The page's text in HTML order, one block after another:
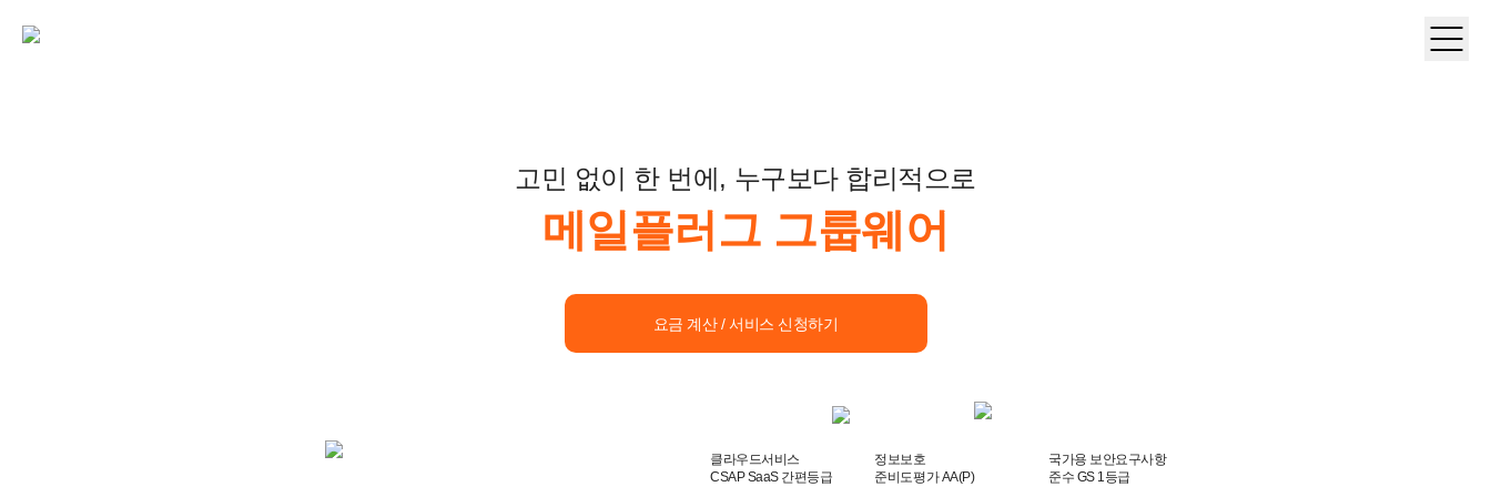
고민 없이 한 번에, 누구보다 합리적으로
메일플러그 그룹웨어
요금 계산 / 서비스 신청하기
클라우드서비스
CSAP SaaS 간편등급
정보보호
준비도평가 AA(P)
국가용 보안요구사항
준수 GS 1등급